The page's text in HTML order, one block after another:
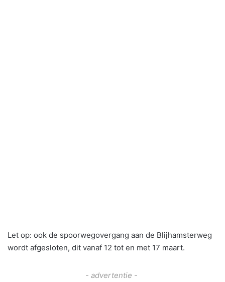
Let op: ook de spoorwegovergang aan de Blijhamsterweg
wordt afgesloten, dit vanaf 12 tot en met 17 maart.
- advertentie -